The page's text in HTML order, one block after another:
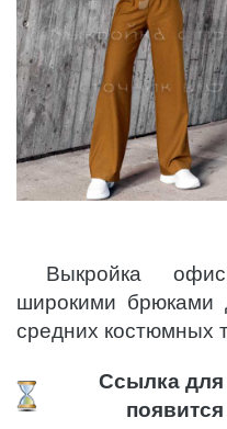
Выкройка
широкими брюками
средних костюмных
Ссылка для